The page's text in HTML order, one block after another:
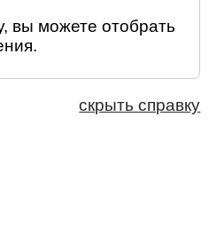
вы можете отобрать
скрыть справку